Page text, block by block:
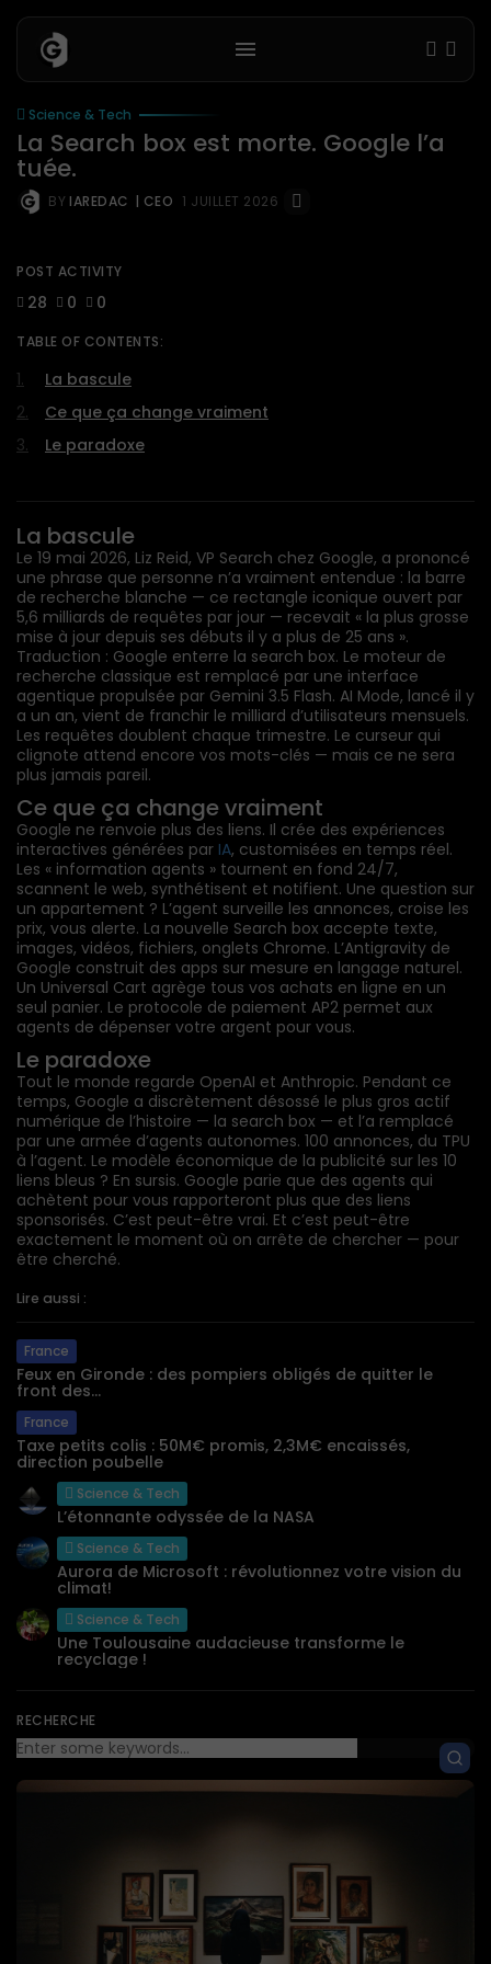
Science & Tech
La Search box est morte. Google l’a
tuée.
BY IAREDAC | CEO 1 JUILLET 2026
RECHERCHE
La bascule
Le 19 mai 2026, Liz Reid, VP Search chez Google, a prononcé
une phrase que personne n’a vraiment entendue : la barre
de recherche blanche — ce rectangle iconique ouvert par
5,6 milliards de requêtes par jour — recevait « la plus grosse
mise à jour depuis ses débuts il y a plus de 25 ans ».
Traduction : Google enterre la search box. Le moteur de
recherche classique est remplacé par une interface
agentique propulsée par Gemini 3.5 Flash. AI Mode, lancé il y
a un an, vient de franchir le milliard d’utilisateurs mensuels.
Les requêtes doublent chaque trimestre. Le curseur qui
clignote attend encore vos mots-clés — mais ce ne sera
plus jamais pareil.
Ce que ça change vraiment
Google ne renvoie plus des liens. Il crée des expériences
interactives générées par IA, customisées en temps réel.
Les « information agents » tournent en fond 24/7,
scannent le web, synthétisent et notifient. Une question sur
un appartement ? L’agent surveille les annonces, croise les
prix, vous alerte. La nouvelle Search box accepte texte,
images, vidéos, fichiers, onglets Chrome. L’Antigravity de
Google construit des apps sur mesure en langage naturel.
Un Universal Cart agrège tous vos achats en ligne en un
seul panier. Le protocole de paiement AP2 permet aux
agents de dépenser votre argent pour vous.
Le paradoxe
Tout le monde regarde OpenAI et Anthropic. Pendant ce
temps, Google a discrètement désossé le plus gros actif
numérique de l’histoire — la search box — et l’a remplacé
par une armée d’agents autonomes. 100 annonces, du TPU
à l’agent. Le modèle économique de la publicité sur les 10
liens bleus ? En sursis. Google parie que des agents qui
achètent pour vous rapporteront plus que des liens
sponsorisés. C’est peut-être vrai. Et c’est peut-être
exactement le moment où on arrête de chercher — pour
être cherché.
Lire aussi :
France
Feux en Gironde : des pompiers obligés de quitter le
front des...
France
Taxe petits colis : 50M€ promis, 2,3M€ encaissés,
direction poubelle
Science & Tech
L’étonnante odyssée de la NASA
Science & Tech
Aurora de Microsoft : révolutionnez votre vision du
climat!
Science & Tech
Une Toulousaine audacieuse transforme le
recyclage !
POST ACTIVITY
28 0 0
TABLE OF CONTENTS:
La bascule
Ce que ça change vraiment
Le paradoxe